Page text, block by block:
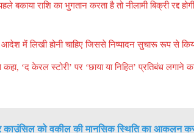
बकाया राशि का भुगतान करता है तो नीलामी बिक्री रद्द
से आदेश में लिखी होनी चाहिए जिससे निष्पादन सुचारू रूप से
‘द केरल स्टोरी’ पर ‘छाया या निहित’ प्रतिबंध लगाने
काउंसिल को वकील की मानसिक स्थिति का आकलन